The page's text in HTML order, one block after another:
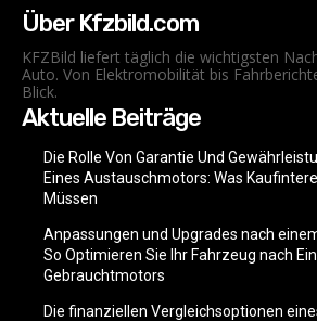
Über Kfzbild.com
KFZBild liefert täglich die wichtigsten
Auto. Von Elektromobilität bis
Blick.
Aktuelle Beiträge
Die Rolle Von Garantie Und
Eines Austauschmotors: Was
Müssen
Anpassungen und Upgrades nach
So Optimieren Sie Ihr Fahrzeug nach
Gebrauchtmotors
Die finanziellen Vergleichsoptionen